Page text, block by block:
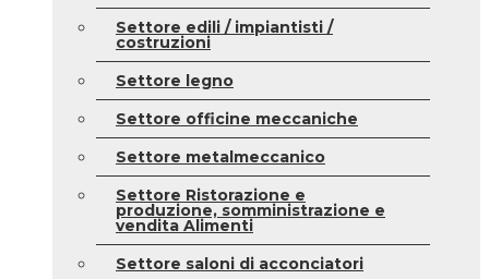
Settore edili / impiantisti /
costruzioni
Settore legno
Settore officine meccaniche
Settore metalmeccanico
Settore Ristorazione e
produzione, somministrazione e
vendita Alimenti
Settore saloni di acconciatori